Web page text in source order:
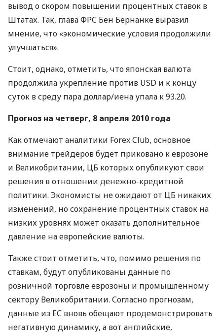
вывод о скором повышении процентных ставок в
Штатах. Так, глава ФРС Бен Бернанке выразил
мнение, что «экономические условия продолжили
улучшаться».
Стоит, однако, отметить, что японская валюта
продолжила укрепление против USD и к концу
суток в среду пара доллар/иена упала к 93.20.
Прогноз на четверг, 8 апреля 2010 года
Как отмечают аналитики Forex Club, основное
внимание трейдеров будет приковано к еврозоне
и Великобритании, ЦБ которых опубликуют свои
решения в отношении денежно-кредитной
политики. Экономисты не ожидают от ЦБ никаких
изменений, но сохранение процентных ставок на
низких уровнях может оказать дополнительное
давление на европейские валюты.
Также стоит отметить, что, помимо решения по
ставкам, будут опубликованы данные по
розничной торговле еврозоны и промышленному
сектору Великобритании. Согласно прогнозам,
данные из ЕС вновь обещают продемонстрировать
негативную динамику, а вот английские,